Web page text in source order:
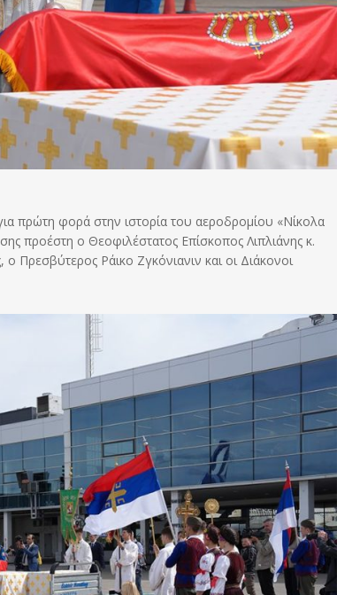
πρώτη φορά στην ιστορία του αεροδρομίου «Νίκολα
προέστη ο Θεοφιλέστατος Επίσκοπος Λιπλιάνης κ.
Ράικο Ζγκόνιανιν και οι Διάκονοι